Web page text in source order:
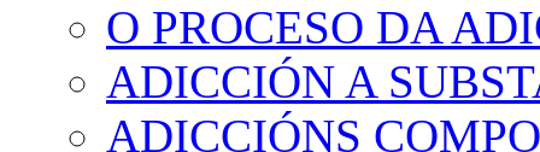
O PROCESO DA
ADICCIÓN A
ADICCIÓNS